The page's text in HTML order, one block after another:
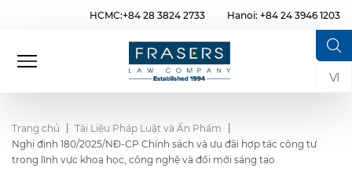
HCMC:+84 28 3824 2733 Hanoi: +84 24 3946 1203
VI
Trang chủ
Tài Liệu Pháp Luật và Ấn Phẩm
Nghị định 180/2025/NĐ-CP Chính sách và ưu đãi hợp tác công tư
trong lĩnh vực khoa học, công nghệ và đổi mới sáng tạo